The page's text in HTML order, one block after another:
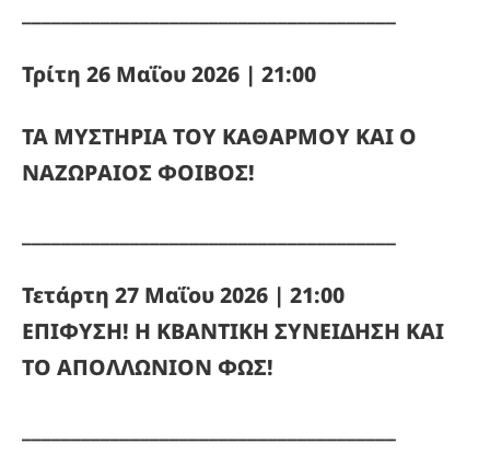
Τρίτη 26 Μαΐου 2026 | 21:00
ΤΑ ΜΥΣΤΗΡΙΑ ΤΟΥ ΚΑΘΑΡΜΟΥ ΚΑΙ Ο
ΝΑΖΩΡΑΙΟΣ ΦΟΙΒΟΣ!
Τετάρτη 27 Μαΐου2026 | 21:00
ΕΠΙΦΥΣΗ! Η ΚΒΑΝΤΙΚΗ ΣΥΝΕΙΔΗΣΗ ΚΑΙ
ΤΟ ΑΠΟΛΛΩΝΙΟΝ ΦΩΣ!